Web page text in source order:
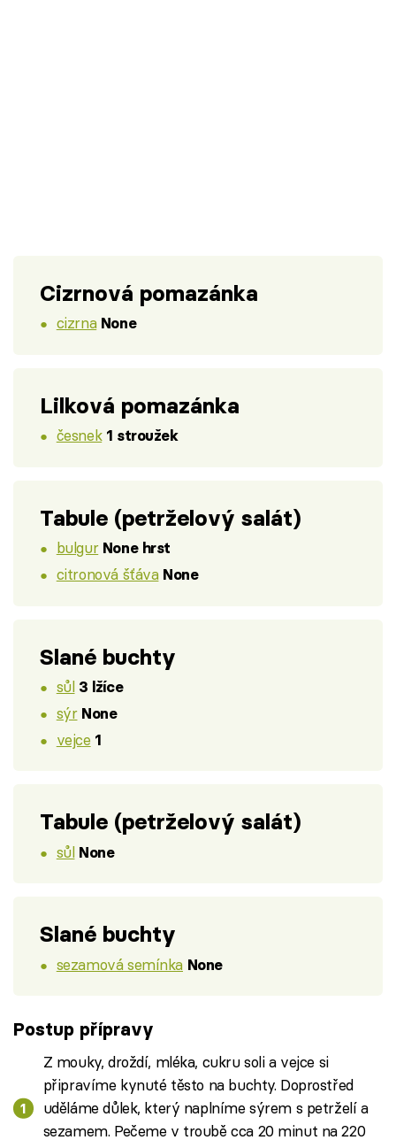
Cizrnová pomazánka
cizrna None
Lilková pomazánka
česnek 1 stroužek
Tabule (petrželový salát)
bulgur None hrst
citronová šťáva None
Slané buchty
sůl 3 lžíce
sýr None
vejce 1
Tabule (petrželový salát)
sůl None
Slané buchty
sezamová semínka None
Postup přípravy
Z mouky, droždí, mléka, cukru soli a vejce si
připravíme kynuté těsto na buchty. Doprostřed
uděláme důlek, který naplníme sýrem s petrželí a
sezamem. Pečeme v troubě cca 20 minut na 220